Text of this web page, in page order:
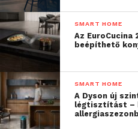
kiegészítő kompatibilis a
rendszerrel, a Google
támogatja Siri-t is. Fontos:
kerül ez a szerkezet, attól
benneteket a SwitchBot
SMART HOME
Az EuroCucina
beépíthető
SMART HOME
A Dyson új
légtisztítást –